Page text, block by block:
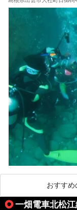
おすすめ
一畑電車北松